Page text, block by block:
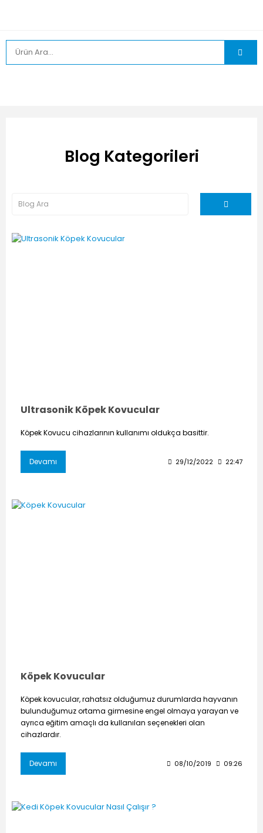
Blog Kategorileri
Ultrasonik Köpek Kovucular
Köpek Kovucu cihazlarının kullanımı oldukça basittir.
Devamı 29/12/2022 22:47
Köpek Kovucular
Köpek kovucular, rahatsız olduğumuz durumlarda hayvanın
bulunduğumuz ortama girmesine engel olmaya yarayan ve
ayrıca eğitim amaçlı da kullanılan seçenekleri olan
cihazlardır.
Devamı 08/10/2019 09:26